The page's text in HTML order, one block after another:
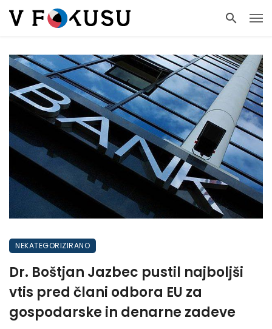
NEKATEGORIZIRANO
Dr. Boštjan Jazbec pustil najboljši
vtis pred člani odbora EU za
gospodarske in denarne zadeve